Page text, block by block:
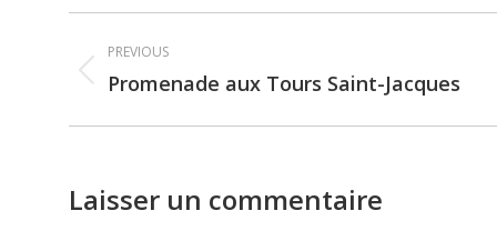
Post
navigation
PREVIOUS
Previous
Promenade aux Tours Saint-Jacques
Laisser un commentaire